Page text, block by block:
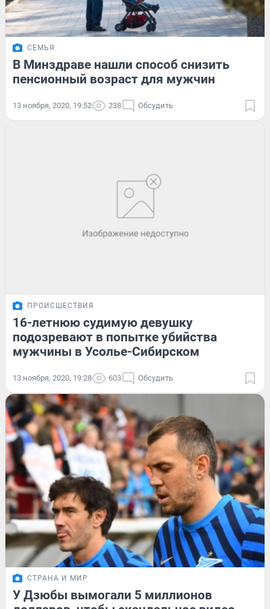
СЕМЬЯ
В Минздраве нашли способ снизить
пенсионный возраст для мужчин
13 ноября, 2020, 19:52 238 Обсудить
ПРОИСШЕСТВИЯ
16-летнюю судимую девушку
подозревают в попытке убийства
мужчины в Усолье-Сибирском
13 ноября, 2020, 19:28 603 Обсудить
СТРАНА И МИР
У Дзюбы вымогали 5 миллионов